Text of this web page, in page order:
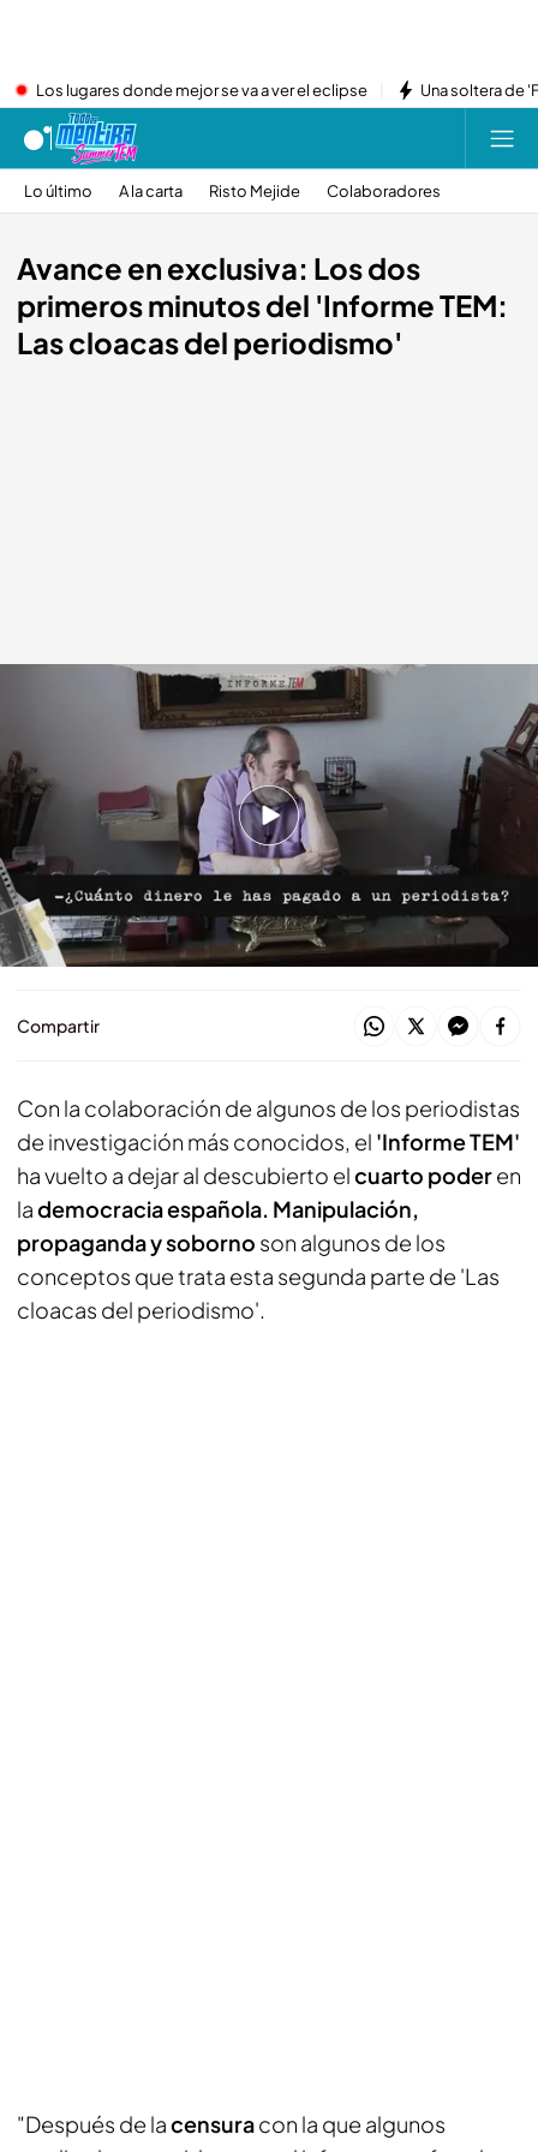
Los lugares donde mejor se va a ver el eclipse Una soltera de
Lo último A la carta Risto Mejide Colaboradores
Avance en exclusiva: Los dos
primeros minutos del 'Informe TEM:
Las cloacas del periodismo'
Emilio Rodríguez Menéndez durante el documental
cuatro.com
02 SEP 2019 - 17:35h.
El cuarto poder vuelve a poner en juego la
salud del periodismo en España
La segunda parte del 'Informe TEM' dejará
boquiabiertos a los españoles
Compartir
Con la colaboración de algunos de los periodistas
de investigación más conocidos, el 'Informe TEM'
ha vuelto a dejar al descubierto elcuarto poderen
lademocracia española. Manipulación,
propaganday soborno son algunos de los
conceptos que trata esta segunda parte de 'Las
cloacas del periodismo'.
"Después de lacensuracon la que algunos